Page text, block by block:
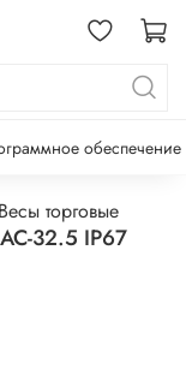
обеспечение
Весы торговые
32.5 IP67